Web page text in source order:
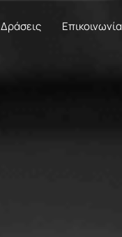
Δράσεις Επικοινωνία